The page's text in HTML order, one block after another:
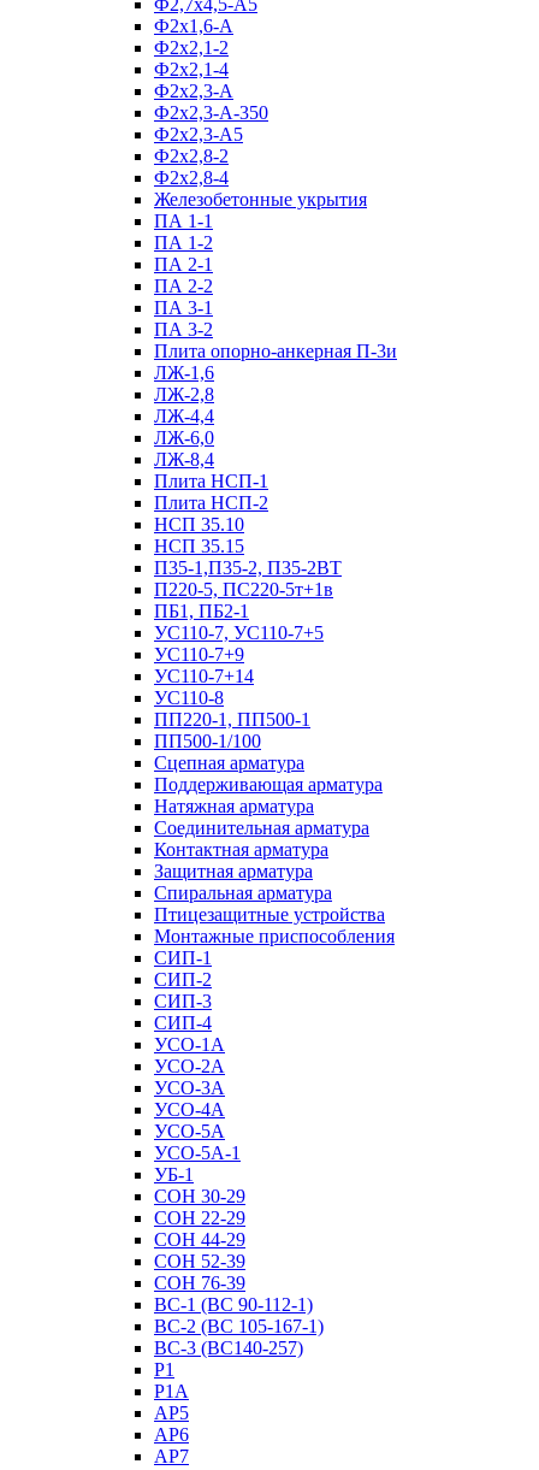
Ф2х1,6-А
Ф2х2,1-2
Ф2х2,1-4
Ф2х2,3-А
Ф2х2,3-А-350
Ф2х2,3-А5
Ф2х2,8-2
Ф2х2,8-4
Железобетонные укрытия
ПА 1-1
ПА 1-2
ПА 2-1
ПА 2-2
ПА 3-1
ПА 3-2
Плита опорно-анкерная П-3и
ЛЖ-1,6
ЛЖ-2,8
ЛЖ-4,4
ЛЖ-6,0
ЛЖ-8,4
Плита НСП-1
Плита НСП-2
НСП 35.10
НСП 35.15
П35-1,П35-2, П35-2ВТ
П220-5, ПС220-5т+1в
ПБ1, ПБ2-1
УС110-7, УС110-7+5
УС110-7+9
УС110-7+14
УС110-8
ПП220-1, ПП500-1
ПП500-1/100
Сцепная арматура
Поддерживающая арматура
Натяжная арматура
Соединительная арматура
Контактная арматура
Защитная арматура
Спиральная арматура
Птицезащитные устройства
Монтажные приспособления
СИП-1
СИП-2
СИП-3
СИП-4
УСО-1А
УСО-2А
УСО-3А
УСО-4А
УСО-5А
УСО-5А-1
УБ-1
СОН 30-29
СОН 22-29
СОН 44-29
СОН 52-39
СОН 76-39
ВС-1 (ВС 90-112-1)
ВС-2 (ВС 105-167-1)
ВС-3 (ВС140-257)
Р1
Р1А
АР5
АР6
АР7